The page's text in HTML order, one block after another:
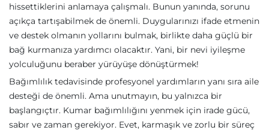
hissettiklerini anlamaya çalışmalı. Bunun yanında, sorunu
açıkça tartışabilmek de önemli. Duygularınızı ifade etmenin
ve destek olmanın yollarını bulmak, birlikte daha güçlü bir
bağ kurmanıza yardımcı olacaktır. Yani, bir nevi iyileşme
yolculuğunu beraber yürüyüşe dönüştürmek!
Bağımlılık tedavisinde profesyonel yardımların yanı sıra aile
desteği de önemli. Ama unutmayın, bu yalnızca bir
başlangıçtır. Kumar bağımlılığını yenmek için irade gücü,
sabır ve zaman gerekiyor. Evet, karmaşık ve zorlu bir süreç